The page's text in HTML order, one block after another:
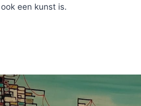
ook een kunst is.